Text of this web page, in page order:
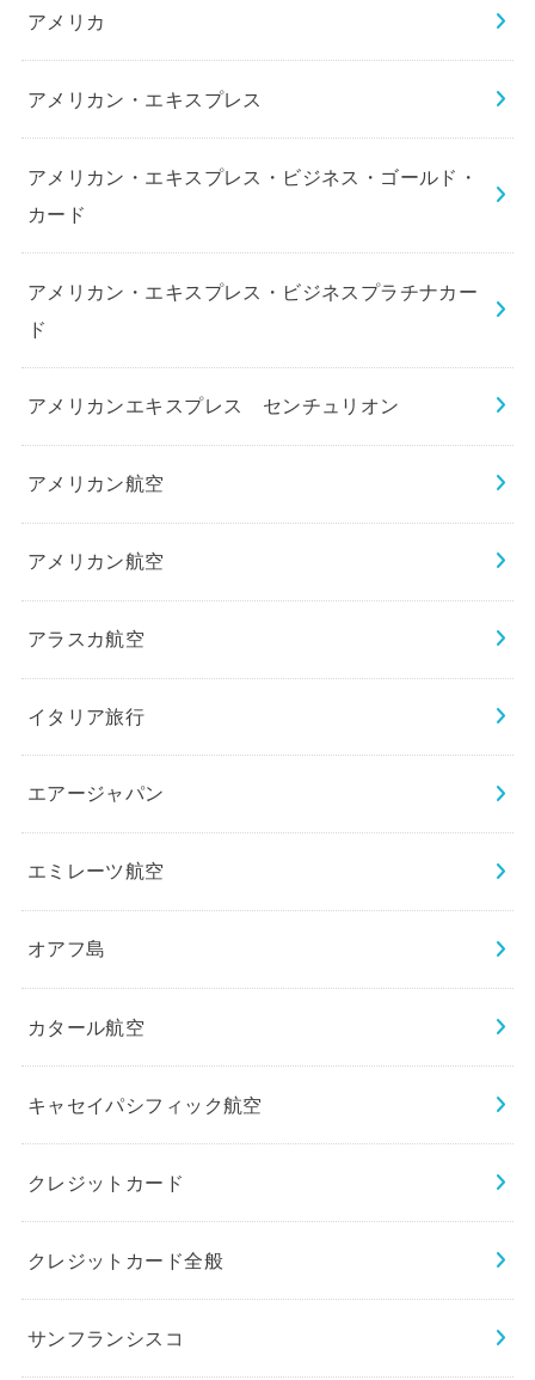
アメリカ
アメリカン・エキスプレス
アメリカン・エキスプレス・ビジネス・ゴールド・
カード
アメリカン・エキスプレス・ビジネスプラチナカー
ド
アメリカンエキスプレス センチュリオン
アメリカン航空
アメリカン航空
アラスカ航空
イタリア旅行
エアージャパン
エミレーツ航空
オアフ島
カタール航空
キャセイパシフィック航空
クレジットカード
クレジットカード全般
サンフランシスコ